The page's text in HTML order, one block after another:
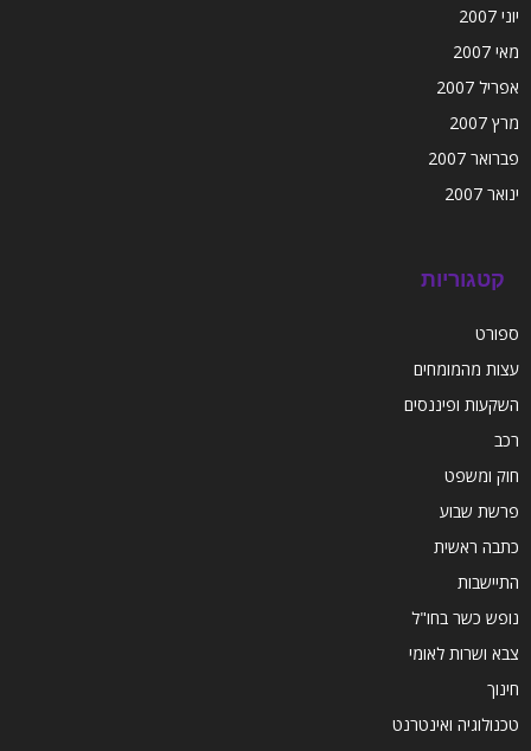
יוני 2007
מאי 2007
אפריל 2007
מרץ 2007
פברואר 2007
ינואר 2007
קטגוריות
ספורט
עצות מהמומחים
השקעות ופיננסים
רכב
חוק ומשפט
פרשת שבוע
כתבה ראשית
התיישבות
נופש כשר בחו"ל
צבא ושרות לאומי
חינוך
טכנולוגיה ואינטרנט